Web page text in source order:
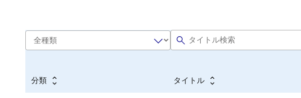
分類 タイトル